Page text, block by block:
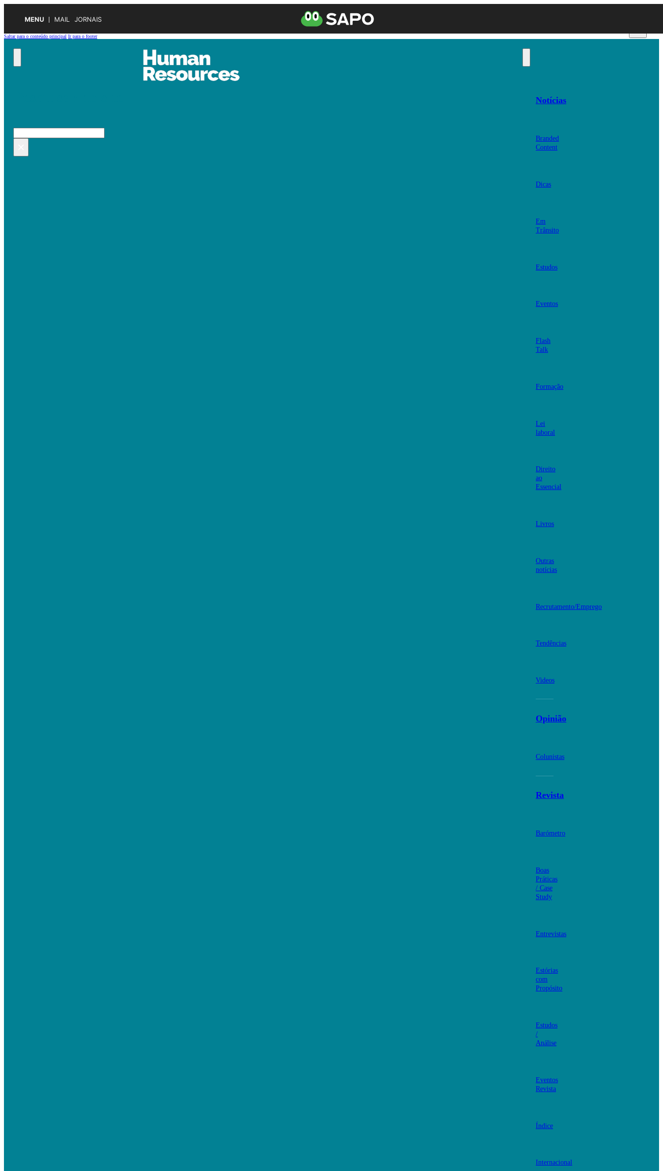
MENU MAIL JORNAIS
Saltar para o conteúdo principal Ir para o footer
Pesquisar
Notícias
Branded
Content
Dicas
Em
Trânsito
Estudos
Eventos
Flash
Talk
Formação
Lei
laboral
Direito
ao
Essencial
Livros
Outras
notícias
Recrutamento/Emprego
Tendências
Videos
Opinião
Colunistas
Revista
Barómetro
Boas
Práticas
/ Case
Study
Entrevistas
Estórias
com
Propósito
Estudos
/
Análise
Eventos
Revista
Índice
Internacional